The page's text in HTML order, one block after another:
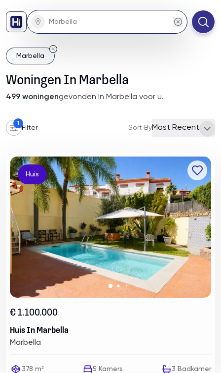
Marbella
Woningen In Marbella
499 woningengevonden In Marbella voor u.
1
Filter Sort ByMost Recent
Huis
€ 1.100.000
Huis In Marbella
Marbella
378 m² 5 Kamers 3 Badkamer